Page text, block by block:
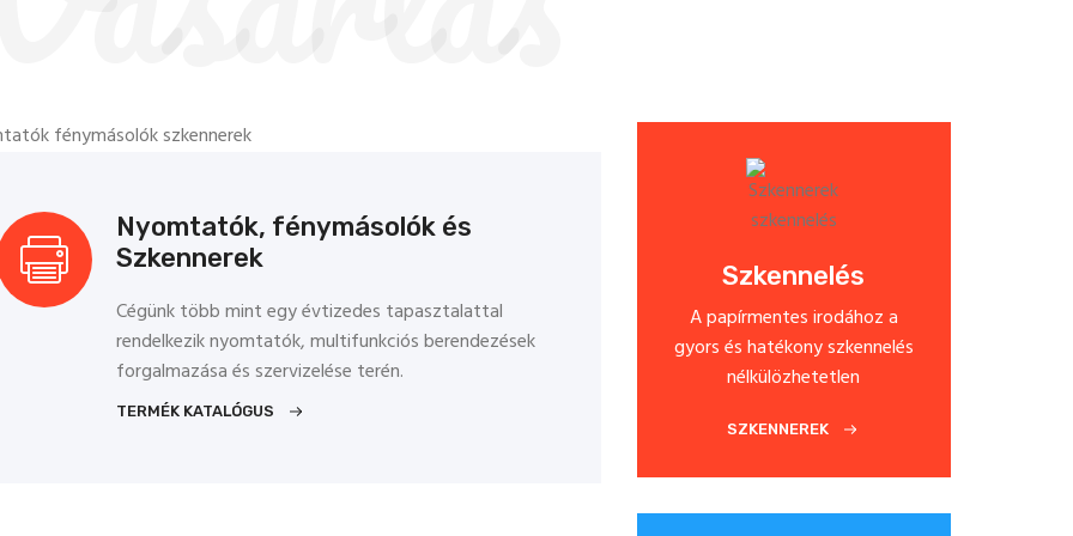
Nyomtatók, fénymásolók és
Szkennerek
Cégünk több mint egy évtizedes tapasztalattal
rendelkezik nyomtatók, multifunkciós berendezések
forgalmazása és szervizelése terén.
TERMÉK KATALÓGUS
Szkennelés
A papírmentes irodához a
gyors és hatékony szkennelés
nélkülözhetetlen
SZKENNEREK